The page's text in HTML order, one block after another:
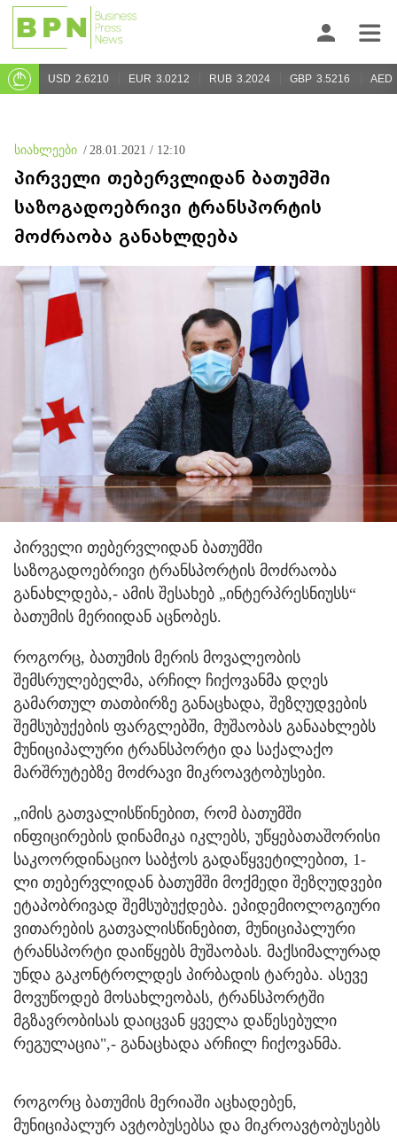
USD 2.6210 EUR 3.0212 RUB 3.2024 GBP 3.5216 AED
სიახლეები / 28.01.2021 / 12:10
პირველი თებერვლიდან ბათუმში
საზოგადოებრივი ტრანსპორტის
მოძრაობა განახლდება
პირველი თებერვლიდან ბათუმში
საზოგადოებრივი ტრანსპორტის მოძრაობა
განახლდება,- ამის შესახებ „ინტერპრესნიუსს“
ბათუმის მერიიდან აცნობეს.
როგორც, ბათუმის მერის მოვალეობის
შემსრულებელმა, არჩილ ჩიქოვანმა დღეს
გამართულ თათბირზე განაცხადა, შეზღუდვების
შემსუბუქების ფარგლებში, მუშაობას განაახლებს
მუნიციპალური ტრანსპორტი და საქალაქო
მარშრუტებზე მოძრავი მიკროავტობუსები.
„იმის გათვალისწინებით, რომ ბათუმში
ინფიცირების დინამიკა იკლებს, უწყებათაშორისი
საკოორდინაციო საბჭოს გადაწყვეტილებით, 1-
ლი თებერვლიდან ბათუმში მოქმედი შეზღუდვები
ეტაპობრივად შემსუბუქდება. ეპიდემიოლოგიური
ვითარების გათვალისწინებით, მუნიციპალური
ტრანსპორტი დაიწყებს მუშაობას. მაქსიმალურად
უნდა გაკონტროლდეს პირბადის ტარება. ასევე
მოვუწოდებ მოსახლეობას, ტრანსპორტში
მგზავრობისას დაიცვან ყველა დაწესებული
რეგულაცია",- განაცხადა არჩილ ჩიქოვანმა.
როგორც ბათუმის მერიაში აცხადებენ,
მუნიციპალურ ავტობუსებსა და მიკროავტობუსებს